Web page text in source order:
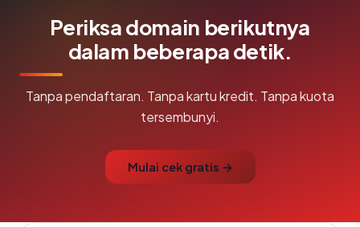
Periksa domain berikutnya
dalam beberapa detik.
Tanpa pendaftaran. Tanpa kartu kredit. Tanpa kuota
tersembunyi.
Mulai cek gratis →